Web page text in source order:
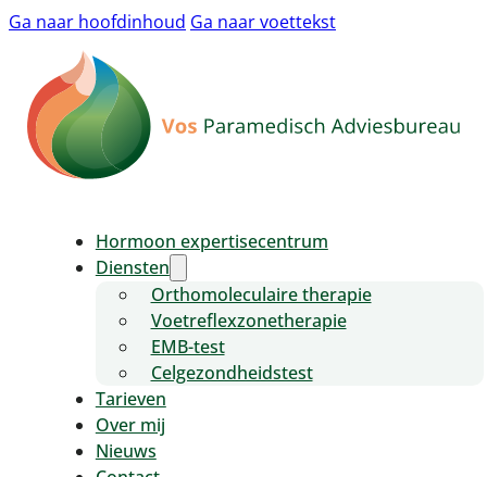
Ga naar hoofdinhoud Ga naar voettekst
Hormoon expertisecentrum
Diensten
Orthomoleculaire therapie
Voetreflexzonetherapie
EMB-test
Celgezondheidstest
Tarieven
Over mij
Nieuws